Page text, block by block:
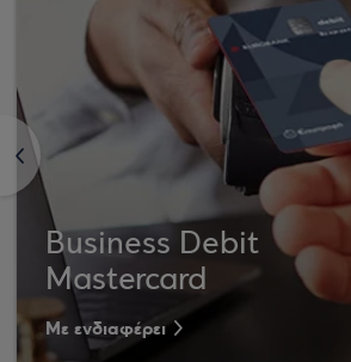
<
Business Debit
Mastercard
Με ενδιαφέρει